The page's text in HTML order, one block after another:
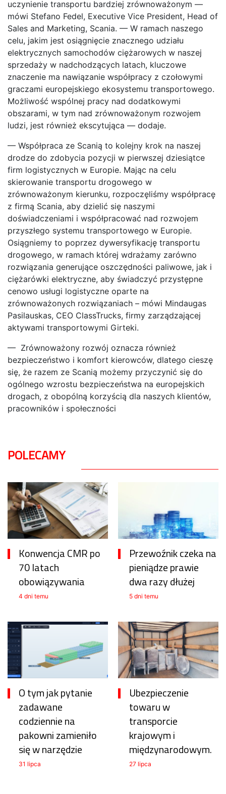
uczynienie transportu bardziej zrównoważonym —
mówi Stefano Fedel, Executive Vice President, Head of
Sales and Marketing, Scania. — W ramach naszego
celu, jakim jest osiągnięcie znacznego udziału
elektrycznych samochodów ciężarowych w naszej
sprzedaży w nadchodzących latach, kluczowe
znaczenie ma nawiązanie współpracy z czołowymi
graczami europejskiego ekosystemu transportowego.
Możliwość wspólnej pracy nad dodatkowymi
obszarami, w tym nad zrównoważonym rozwojem
ludzi, jest również ekscytująca — dodaje.
— Współpraca ze Scanią to kolejny krok na naszej
drodze do zdobycia pozycji w pierwszej dziesiątce
firm logistycznych w Europie. Mając na celu
skierowanie transportu drogowego w
zrównoważonym kierunku, rozpoczęliśmy współpracę
z firmą Scania, aby dzielić się naszymi
doświadczeniami i współpracować nad rozwojem
przyszłego systemu transportowego w Europie.
Osiągniemy to poprzez dywersyfikację transportu
drogowego, w ramach której wdrażamy zarówno
rozwiązania generujące oszczędności paliwowe, jak i
ciężarówki elektryczne, aby świadczyć przystępne
cenowo usługi logistyczne oparte na
zrównoważonych rozwiązaniach – mówi Mindaugas
Pasilauskas, CEO ClassTrucks, firmy zarządzającej
aktywami transportowymi Girteki.
— Zrównoważony rozwój oznacza również
bezpieczeństwo i komfort kierowców, dlatego cieszę
się, że razem ze Scanią możemy przyczynić się do
ogólnego wzrostu bezpieczeństwa na europejskich
drogach, z obopólną korzyścią dla naszych klientów,
pracowników i społeczności
POLECAMY
Konwencja CMR po
70 latach
obowiązywania
4 dni temu
Przewoźnik czeka na
pieniądze prawie
dwa razy dłużej
5 dni temu
O tym jak pytanie
zadawane
codziennie na
pakowni zamieniło
się w narzędzie
31 lipca
Ubezpieczenie
towaru w
transporcie
krajowym i
międzynarodowym.
27 lipca